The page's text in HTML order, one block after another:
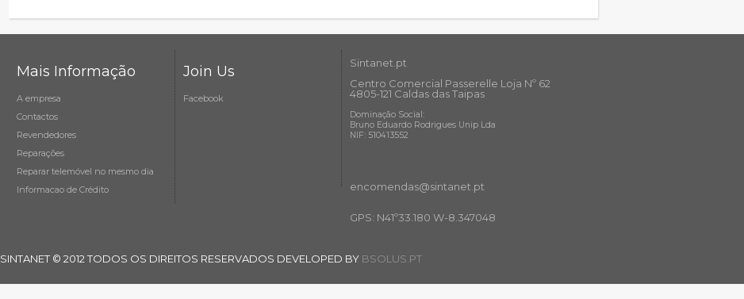
Mais Informação
A empresa
Contactos
Revendedores
Reparações
Reparar telemóvel no mesmo dia
Informacao de Crédito
Join Us
Facebook
Sintanet.pt
Centro Comercial Passerelle Loja Nº 62
4805-121 Caldas das Taipas
Dominação Social:
Bruno Eduardo Rodrigues Unip Lda
NIF: 510413552
encomendas@sintanet .pt
GPS: N41º33.180 W-8.347048
SINTANET © 2012 TODOS OS DIREITOS RESERVADOS DEVELOPED BY BSOLUS.PT